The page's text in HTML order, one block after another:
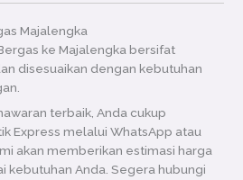
Majalengka
ke Majalengka bersifat
disesuaikan dengan kebutuhan
terbaik, Anda cukup
Express melalui WhatsApp atau
akan memberikan estimasi harga
kebutuhan Anda. Segera hubungi